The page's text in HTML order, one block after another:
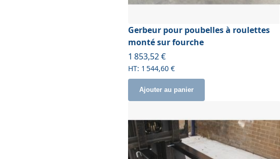
Gerbeur pour poubelles à roulettes
monté sur fourche
1 853,52 €
1 544,60 €
Ajouter au panier